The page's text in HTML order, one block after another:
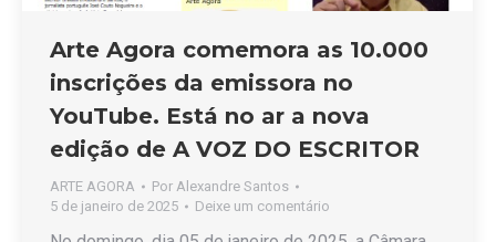
Arte Agora comemora as 10.000
inscrições da emissora no
YouTube. Está no ar a nova
edição de A VOZ DO ESCRITOR
ARTE AGORA Por Alexandre Santos
5 de janeiro de 2025
Deixe um comentário